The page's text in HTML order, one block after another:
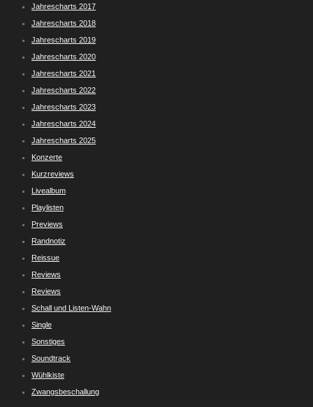
Jahrescharts 2017
Jahrescharts 2018
Jahrescharts 2019
Jahrescharts 2020
Jahrescharts 2021
Jahrescharts 2022
Jahrescharts 2023
Jahrescharts 2024
Jahrescharts 2025
Konzerte
Kurzreviews
Livealbum
Playlisten
Previews
Randnotiz
Reissue
Reviews
Reviews
Schall und Listen-Wahn
Single
Sonstiges
Soundtrack
Wühlkiste
Zwangsbeschallung